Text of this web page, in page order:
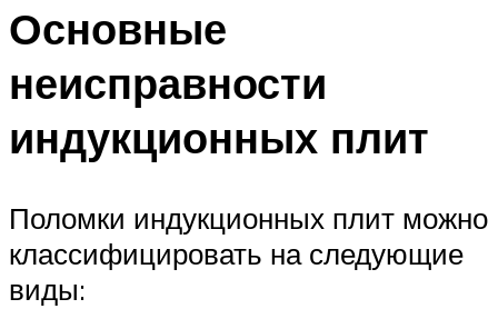
Основные
неисправности
индукционных плит
Поломки индукционных плит можно
классифицировать на следующие
виды: